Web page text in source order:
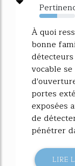
50%
À quoi
bonne
vocable
portes
exposées
de
pénétrer
LIRE